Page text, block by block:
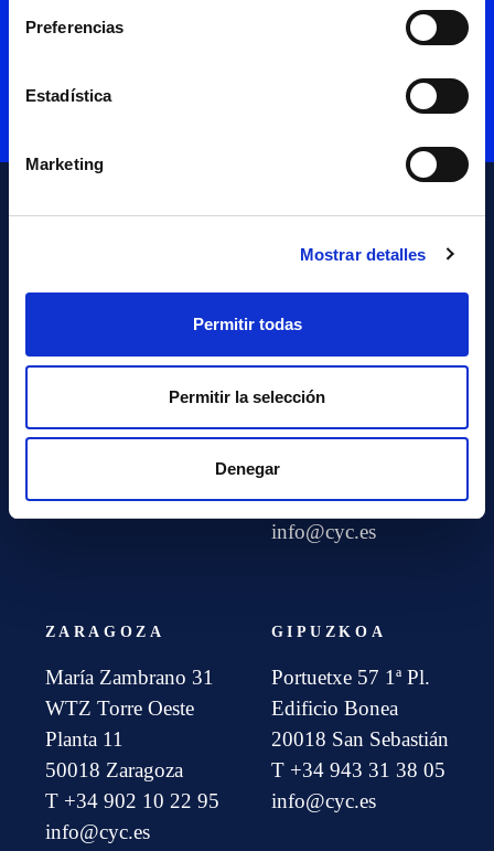
Preferencias
Estadística
Marketing
Mostrar detalles
Permitir todas
Permitir la selección
Denegar
NAVARRA
Plaza Eguzki 8,
31192 Mutilva Navarra
T +34 948 29 02 02
info@cyc.es
MADRID
Calle Velázquez 157 1ª
Pl.
28002 Madrid
T +34 902 10 22 95
info@cyc.es
ZARAGOZA
María Zambrano 31
WTZ Torre Oeste
Planta 11
50018 Zaragoza
T +34 902 10 22 95
info@cyc.es
GIPUZKOA
Portuetxe 57 1ª Pl.
Edificio Bonea
20018 San Sebastián
T +34 943 31 38 05
info@cyc.es